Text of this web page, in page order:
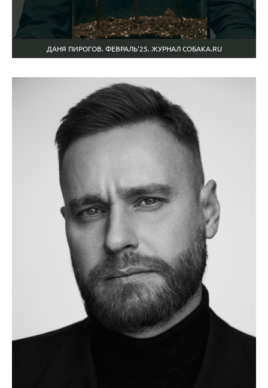
ДАНЯ ПИРОГОВ. ФЕВРАЛЬ'25. ЖУРНАЛ СОБАКА.RU